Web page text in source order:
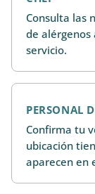
Consulta las
de
servicio.
PERSONAL
Confirma tu
ubicación
aparecen en